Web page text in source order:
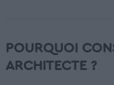
POURQUOI
ARCHITECTE ?